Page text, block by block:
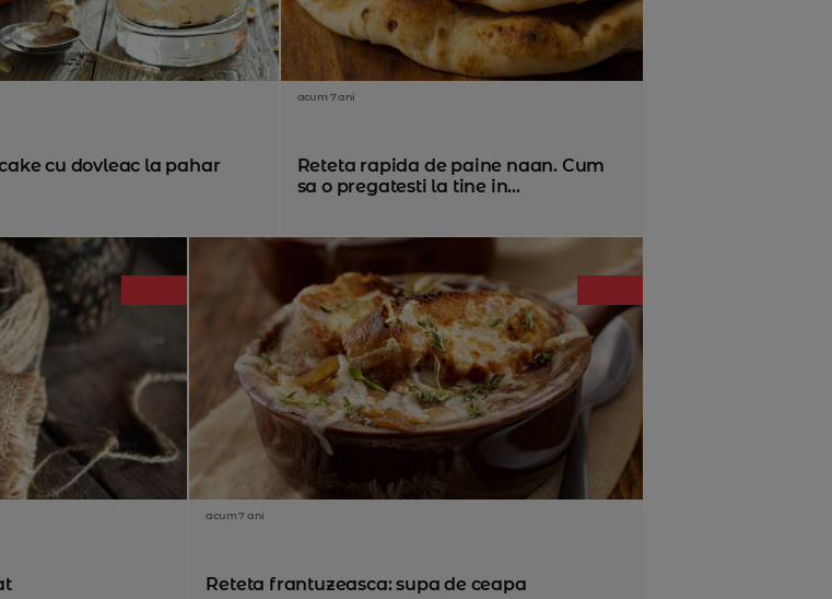
cu dovleac la pahar
acum 7 ani
Reteta rapida de paine naan. Cum
sa o pregatesti la tine in...
acum 7 ani
Reteta frantuzeasca: supa de ceapa